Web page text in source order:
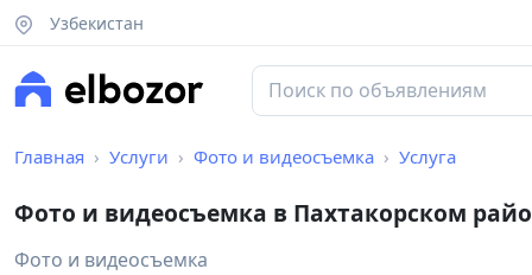
Узбекистан
Главная Услуги Фото и видеосъемка Услуга
Фото и видеосъемка в Пахтакорском
Фото и видеосъемка